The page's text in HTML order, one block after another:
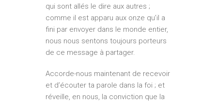
qui sont allés le dire aux autres ;
comme il est apparu aux onze qu’il a
fini par envoyer dans le monde entier,
nous nous sentons toujours porteurs
de ce message à partager.
Accorde-nous maintenant de recevoir
et d’écouter ta parole dans la foi ; et
réveille, en nous, la conviction que la